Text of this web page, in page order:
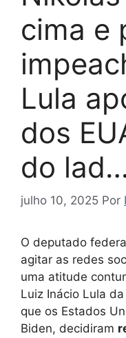
cima e
Lula
dos
do
julho 10, 2025 Por
O deputado
agitar as redes
uma atitude
Luiz Inácio Lula
que os Estados
Biden, decidiram